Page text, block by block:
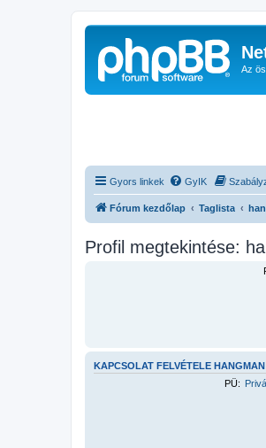
Az
Gyors linkek GyIK
Fórum kezdőlap Taglista
Profil megtekintése:
KAPCSOLAT FELVÉTELE
PÜ: